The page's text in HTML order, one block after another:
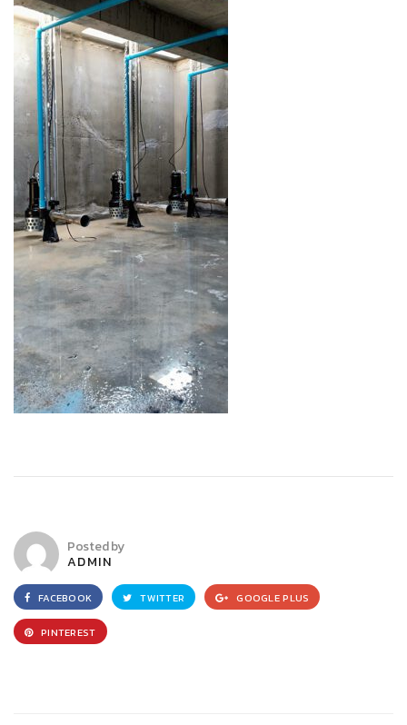
Posted by
ADMIN
FACEBOOK TWITTER GOOGLE PLUS
PINTEREST